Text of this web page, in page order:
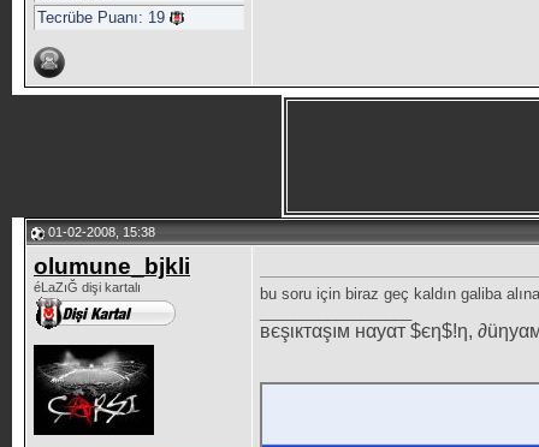
Tecrübe Puanı: 19
01-02-2008, 15:38
olumune_bjkli
éLaZıĞ dişi kartalı
bu soru için biraz geç kaldın galiba
вєşιктαşıм нαуαт $єη$!η,